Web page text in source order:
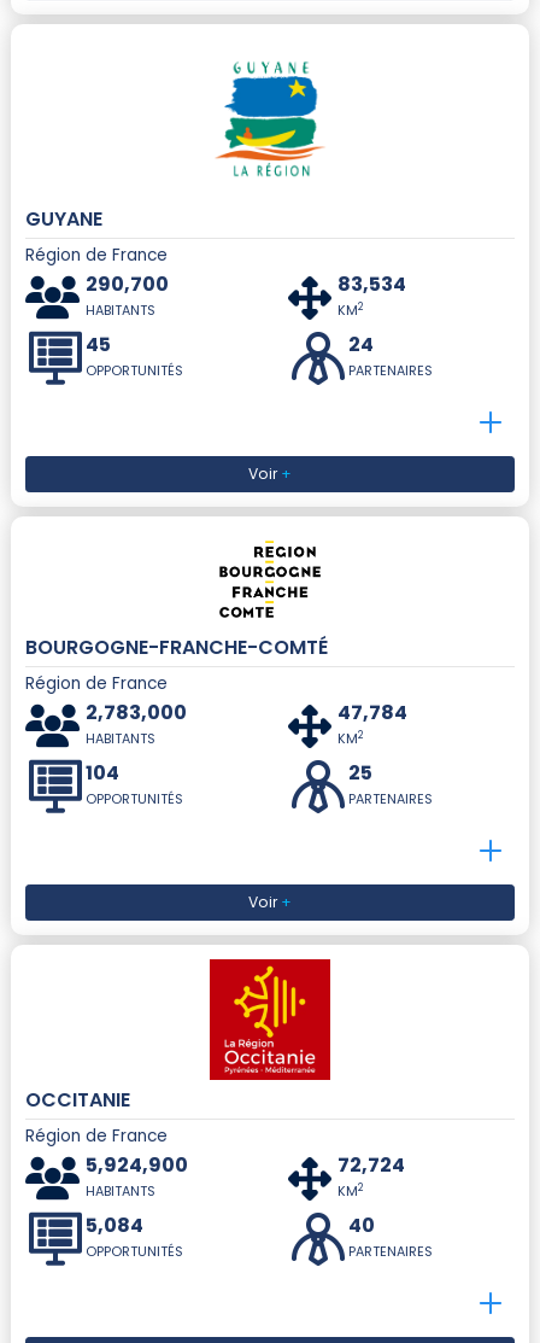
GUYANE
Région de France
290,700
HABITANTS
83,534
KM2
45
OPPORTUNITÉS
24
PARTENAIRES
Voir+
BOURGOGNE-FRANCHE-COMTÉ
Région de France
2,783,000
HABITANTS
47,784
KM2
104
OPPORTUNITÉS
25
PARTENAIRES
Voir+
OCCITANIE
Région de France
5,924,900
HABITANTS
72,724
KM2
5,084
OPPORTUNITÉS
40
PARTENAIRES